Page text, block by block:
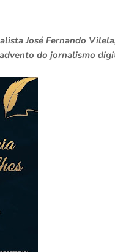
José Fernando
do jornalismo